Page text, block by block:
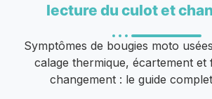
lecture du culot et
Symptômes de bougies moto
calage thermique, écartement et
changement : le guide